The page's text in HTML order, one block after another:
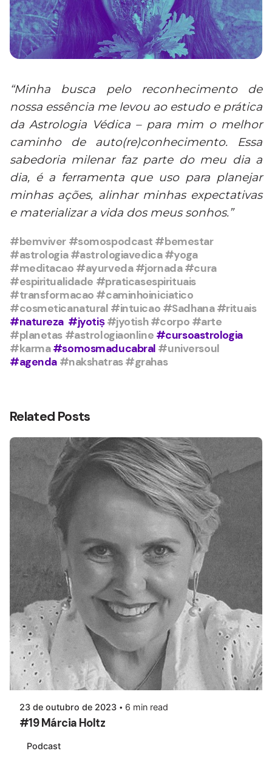
“Minha busca pelo reconhecimento de
nossa essência me levou ao estudo e prática
da Astrologia Védica – para mim o melhor
caminho de auto(re)conhecimento. Essa
sabedoria milenar faz parte do meu dia a
dia, é a ferramenta que uso para planejar
minhas ações, alinhar minhas expectativas
e materializar a vida dos meus sonhos.”
#bemviver #somospodcast #bemestar
#astrologia #astrologiavedica #yoga
#meditacao #ayurveda #jornada #cura
#espiritualidade #praticasespirituais
#transformacao #caminhoiniciatico
#cosmeticanatural #intuicao #Sadhana #rituais
#natureza #jyotiṣ#jyotish #corpo #arte
#planetas #astrologiaonline #cursoastrologia
#karma#somosmaducabral #universoul
#agenda #nakshatras#grahas
Related Posts
23 de outubro de 2023 6 min read
#19 Márcia Holtz
Podcast